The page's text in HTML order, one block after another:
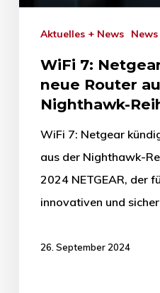
Aktuelles + News News
WiFi 7:
neue Router
Nighthawk-
WiFi 7: Netgear
aus der Nighthawk-
2024 NETGEAR, der
innovativen und
26. September 2024